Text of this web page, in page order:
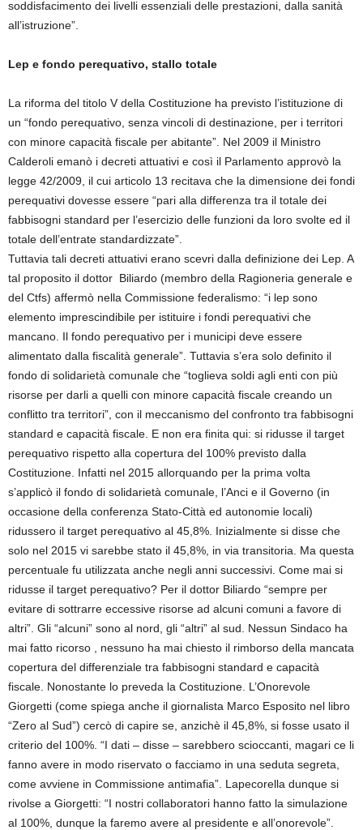
soddisfacimento dei livelli essenziali delle prestazioni, dalla sanità
all’istruzione”.
Lep e fondo perequativo, stallo totale
La riforma del titolo V della Costituzione ha previsto l’istituzione di
un “fondo perequativo, senza vincoli di destinazione, per i territori
con minore capacità fiscale per abitante”. Nel 2009 il Ministro
Calderoli emanò i decreti attuativi e così il Parlamento approvò la
legge 42/2009, il cui articolo 13 recitava che la dimensione dei fondi
perequativi dovesse essere “pari alla differenza tra il totale dei
fabbisogni standard per l’esercizio delle funzioni da loro svolte ed il
totale dell’entrate standardizzate”.
Tuttavia tali decreti attuativi erano scevri dalla definizione dei Lep. A
tal proposito il dottor Biliardo (membro della Ragioneria generale e
del Ctfs) affermò nella Commissione federalismo: “i lep sono
elemento imprescindibile per istituire i fondi perequativi che
mancano. Il fondo perequativo per i municipi deve essere
alimentato dalla fiscalità generale”. Tuttavia s’era solo definito il
fondo di solidarietà comunale che “toglieva soldi agli enti con più
risorse per darli a quelli con minore capacità fiscale creando un
conflitto tra territori”, con il meccanismo del confronto tra fabbisogni
standard e capacità fiscale. E non era finita qui: si ridusse il target
perequativo rispetto alla copertura del 100% previsto dalla
Costituzione. Infatti nel 2015 allorquando per la prima volta
s’applicò il fondo di solidarietà comunale, l’Anci e il Governo (in
occasione della conferenza Stato-Città ed autonomie locali)
ridussero il target perequativo al 45,8%. Inizialmente si disse che
solo nel 2015 vi sarebbe stato il 45,8%, in via transitoria. Ma questa
percentuale fu utilizzata anche negli anni successivi. Come mai si
ridusse il target perequativo? Per il dottor Biliardo “sempre per
evitare di sottrarre eccessive risorse ad alcuni comuni a favore di
altri”. Gli “alcuni” sono al nord, gli “altri” al sud. Nessun Sindaco ha
mai fatto ricorso , nessuno ha mai chiesto il rimborso della mancata
copertura del differenziale tra fabbisogni standard e capacità
fiscale. Nonostante lo preveda la Costituzione. L’Onorevole
Giorgetti (come spiega anche il giornalista Marco Esposito nel libro
“Zero al Sud”) cercò di capire se, anzichè il 45,8%, si fosse usato il
criterio del 100%. “I dati – disse – sarebbero scioccanti, magari ce li
fanno avere in modo riservato o facciamo in una seduta segreta,
come avviene in Commissione antimafia”. Lapecorella dunque si
rivolse a Giorgetti: “I nostri collaboratori hanno fatto la simulazione
al 100%, dunque la faremo avere al presidente e all’onorevole”.